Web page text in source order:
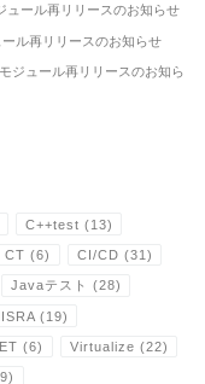
ュール再リリースのお知らせ
ル再リリースのお知らせ
ジュール再リリースのお知ら
C++test (13)
CT (6) CI/CD (31)
Javaテスト (28)
(19)
(6) Virtualize (22)